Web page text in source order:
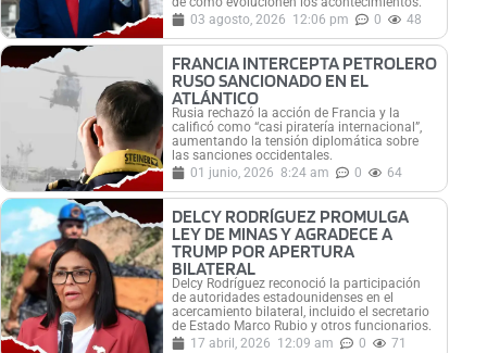
03 agosto, 2026 12:06 pm 0 48
FRANCIA INTERCEPTA PETROLERO
RUSO SANCIONADO EN EL
ATLÁNTICO
Rusia rechazó la acción de Francia y la
calificó como “casi piratería internacional”,
aumentando la tensión diplomática sobre
las sanciones occidentales.
01 junio, 2026 8:24 am 0 64
DELCY RODRÍGUEZ PROMULGA
LEY DE MINAS Y AGRADECE A
TRUMP POR APERTURA
BILATERAL
Delcy Rodríguez reconoció la participación
de autoridades estadounidenses en el
acercamiento bilateral, incluido el secretario
de Estado Marco Rubio y otros funcionarios.
17 abril, 2026 12:09 am 0 71